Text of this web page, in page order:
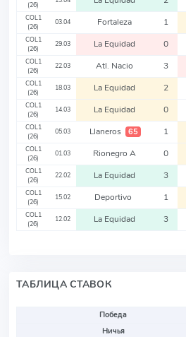
(26)
COL1
(26)
03.04 Fortaleza 1
COL1
(26)
29.03 La Equidad 0
COL1
(26)
22.03 Atl. Nacio 3
COL1
(26)
18.03 La Equidad 2
COL1
(26)
14.03 La Equidad 0
COL1
(26)
05.03 Llaneros 65 1
COL1
(26)
01.03 Rionegro A 0
COL1
(26)
22.02 La Equidad 3
COL1
(26)
15.02 Deportivo 1
COL1
(26)
12.02 La Equidad 3
ТАБЛИЦА СТАВОК
Победа
Ничья